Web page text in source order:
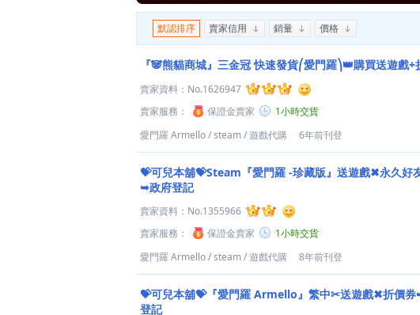
默認排序 賣家信用 銷量 價格
『🐼熊貓商城』三金冠 快速發貨⎛愛門羅⎞👑購買送遊戲+
賣家資料： No.1626947
賣家服務：
保證金賣家
1小時交貨
愛門羅 Armello/steam/遊戲代購 6年前刊登
💝可兒本舖💝Steam『愛門羅 -珍藏版』送遊戲✖永久好
➥政府登記
賣家資料： No.1355966
賣家服務：
保證金賣家
1小時交貨
愛門羅 Armello/steam/遊戲代購 8年前刊登
💝可兒本舖💝『愛門羅 Armello』繁中✂送遊戲✖折價
登記